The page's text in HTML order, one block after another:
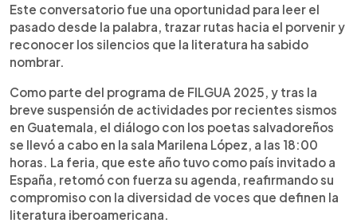
Este conversatorio fue una oportunidad para leer el
pasado desde la palabra, trazar rutas hacia el porvenir y
reconocer los silencios que la literatura ha sabido
nombrar.
Como parte del programa de FILGUA 2025, y tras la
breve suspensión de actividades por recientes sismos
en Guatemala, el diálogo con los poetas salvadoreños
se llevó a cabo en la sala Marilena López, a las 18:00
horas. La feria, que este año tuvo como país invitado a
España, retomó con fuerza su agenda, reafirmando su
compromiso con la diversidad de voces que definen la
literatura iberoamericana.